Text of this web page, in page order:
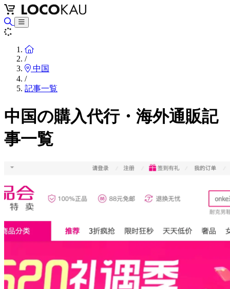
Home
/
中国
/
記事一覧
中国の購入代行・海外通販記
事一覧